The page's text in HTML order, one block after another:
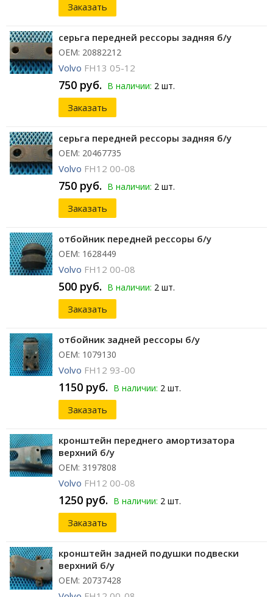
Заказать
серьга передней рессоры задняя б/у
ОЕМ: 20882212
Volvo FH13 05-12
750 руб. В наличии: 2 шт.
Заказать
серьга передней рессоры задняя б/у
ОЕМ: 20467735
Volvo FH12 00-08
750 руб. В наличии: 2 шт.
Заказать
отбойник передней рессоры б/у
ОЕМ: 1628449
Volvo FH12 00-08
500 руб. В наличии: 2 шт.
Заказать
отбойник задней рессоры б/у
ОЕМ: 1079130
Volvo FH12 93-00
1150 руб. В наличии: 2 шт.
Заказать
кронштейн переднего амортизатора
верхний б/у
ОЕМ: 3197808
Volvo FH12 00-08
1250 руб. В наличии: 2 шт.
Заказать
кронштейн задней подушки подвески
верхний б/у
ОЕМ: 20737428